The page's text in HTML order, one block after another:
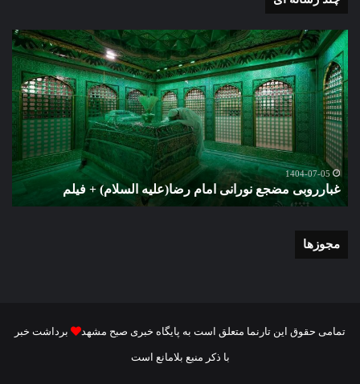
غبارروبی
مضجع
نورانی
امام
رضا(علیه
السلام)
فیلم
1404-07-05
غبارروبی مضجع نورانی امام رضا(علیه السلام) + فیلم
در
مجوزها
تمامی حقوق این تارنما متعلق است به پایگاه خبری صبح مشهد برداشت خبر
با ذکر منبع بلامانع است